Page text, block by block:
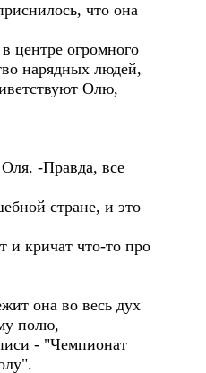
что она
центре огромного
нарядных людей,
Олю,
-Правда, все
стране, и это
и кричат что-то про
она во весь дух
полю,
- "Чемпионат